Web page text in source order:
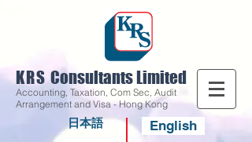
KRS Consultants Limited
Accounting, Taxation, Com Sec, Audit
Arrangement and Visa - Hong Kong
日本語 English